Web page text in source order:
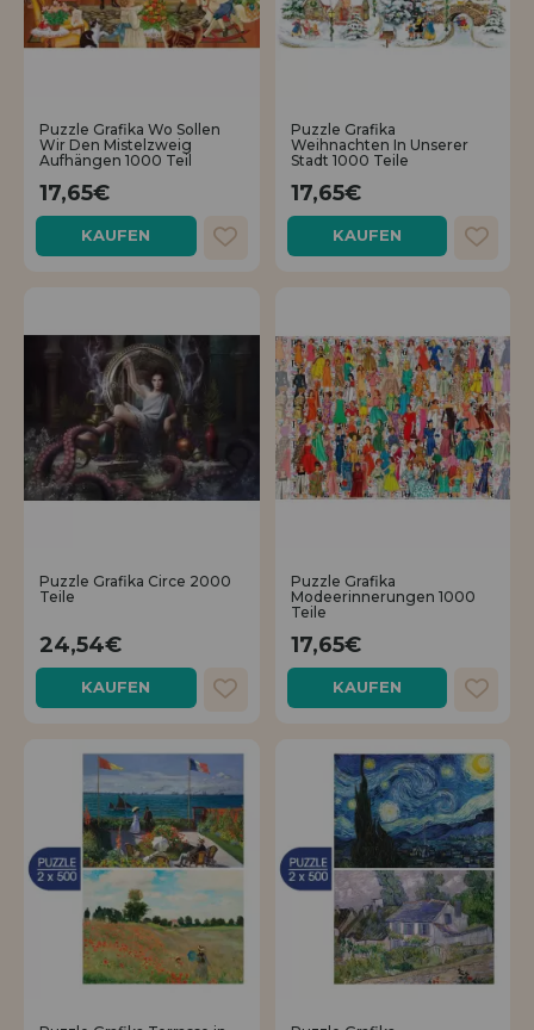
Puzzle Grafika Wo Sollen
Wir Den Mistelzweig
Aufhängen 1000 Teil
17,65€
KAUFEN
Puzzle Grafika
Weihnachten In Unserer
Stadt 1000 Teile
17,65€
KAUFEN
Puzzle Grafika Circe 2000
Teile
24,54€
KAUFEN
Puzzle Grafika
Modeerinnerungen 1000
Teile
17,65€
KAUFEN